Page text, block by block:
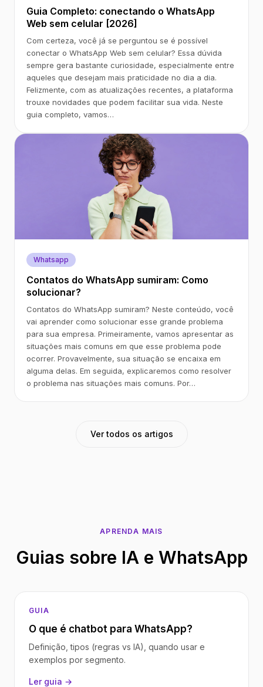
Guia Completo: conectando o WhatsApp
Web sem celular [2026]
Com certeza, você já se perguntou se é possível
conectar o WhatsApp Web sem celular? Essa dúvida
sempre gera bastante curiosidade, especialmente entre
aqueles que desejam mais praticidade no dia a dia.
Felizmente, com as atualizações recentes, a plataforma
trouxe novidades que podem facilitar sua vida. Neste
guia completo, vamos…
Whatsapp
Contatos do WhatsApp sumiram: Como
solucionar?
Contatos do WhatsApp sumiram? Neste conteúdo, você
vai aprender como solucionar esse grande problema
para sua empresa. Primeiramente, vamos apresentar as
situações mais comuns em que esse problema pode
ocorrer. Provavelmente, sua situação se encaixa em
alguma delas. Em seguida, explicaremos como resolver
o problema nas situações mais comuns. Por…
Ver todos os artigos
APRENDA MAIS
Guias sobre IA e WhatsApp
GUIA
O que é chatbot para WhatsApp?
Definição, tipos (regras vs IA), quando usar e
exemplos por segmento.
Ler guia →